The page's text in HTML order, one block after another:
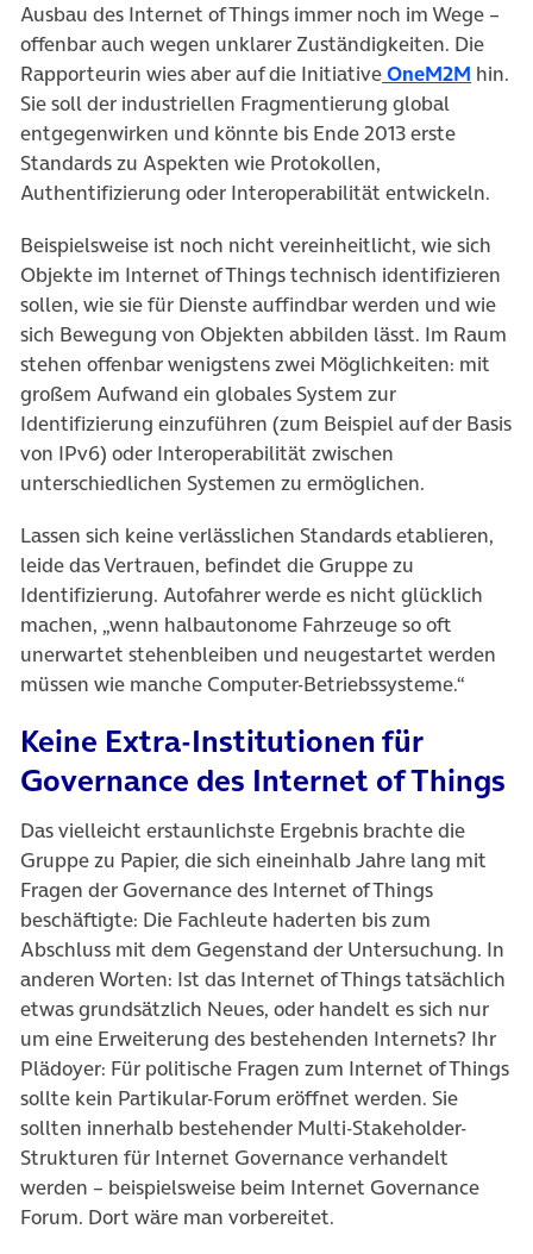
Ausbau des Internet of Things immer noch im Wege –
offenbar auch wegen unklarer Zuständigkeiten. Die
Rapporteurin wies aber auf die InitiativeOneM2M hin.
Sie soll der industriellen Fragmentierung global
entgegenwirken und könnte bis Ende 2013 erste
Standards zu Aspekten wie Protokollen,
Authentifizierung oder Interoperabilität entwickeln.
Beispielsweise ist noch nicht vereinheitlicht, wie sich
Objekte im Internet of Things technisch identifizieren
sollen, wie sie für Dienste auffindbar werden und wie
sich Bewegung von Objekten abbilden lässt. Im Raum
stehen offenbar wenigstens zwei Möglichkeiten: mit
großem Aufwand ein globales System zur
Identifizierung einzuführen (zum Beispiel auf der Basis
von IPv6) oder Interoperabilität zwischen
unterschiedlichen Systemen zu ermöglichen.
Lassen sich keine verlässlichen Standards etablieren,
leide das Vertrauen, befindet die Gruppe zu
Identifizierung. Autofahrer werde es nicht glücklich
machen, „wenn halbautonome Fahrzeuge so oft
unerwartet stehenbleiben und neugestartet werden
müssen wie manche Computer-Betriebssysteme.“
Keine Extra-Institutionen für
Governance des Internet of Things
Das vielleicht erstaunlichste Ergebnis brachte die
Gruppe zu Papier, die sich eineinhalb Jahre lang mit
Fragen der Governance des Internet of Things
beschäftigte: Die Fachleute haderten bis zum
Abschluss mit dem Gegenstand der Untersuchung. In
anderen Worten: Ist das Internet of Things tatsächlich
etwas grundsätzlich Neues, oder handelt es sich nur
um eine Erweiterung des bestehenden Internets? Ihr
Plädoyer: Für politische Fragen zum Internet of Things
sollte kein Partikular-Forum eröffnet werden. Sie
sollten innerhalb bestehender Multi-Stakeholder-
Strukturen für Internet Governance verhandelt
werden – beispielsweise beim Internet Governance
Forum. Dort wäre man vorbereitet.